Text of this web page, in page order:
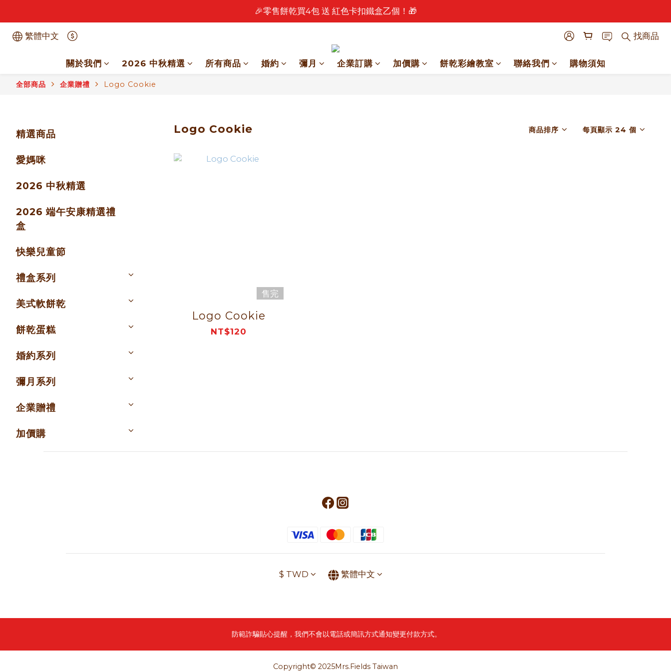
🎉 2026 中秋早鳥優惠中 🎉
🎉零售餅乾買4包 送 紅色卡扣鐵盒乙個！🎁
繁體中文 找商品
關於我們 2026 中秋精選 所有商品 婚約 彌月 企業訂購 加價購 餅乾彩繪教室 聯絡我們 購物須知
全部商品 企業贈禮 Logo Cookie
精選商品
愛媽咪
2026 中秋精選
2026 端午安康精選禮
盒
快樂兒童節
禮盒系列
美式軟餅乾
餅乾蛋糕
婚約系列
彌月系列
企業贈禮
加價購
Logo Cookie 商品排序 每頁顯示 24 個
售完
Logo Cookie
NT$120
$ TWD 繁體中文
防範詐騙貼心提醒，我們不會以電話或簡訊方式通知變更付款方式。
Copyright© 2025Mrs.Fields Taiwan